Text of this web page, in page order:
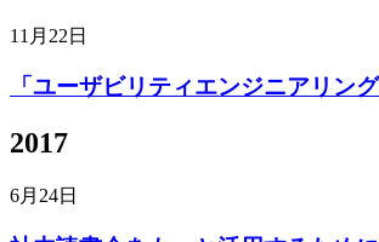
11月22日
「ユーザビリティエンジニアリ
2017
6月24日